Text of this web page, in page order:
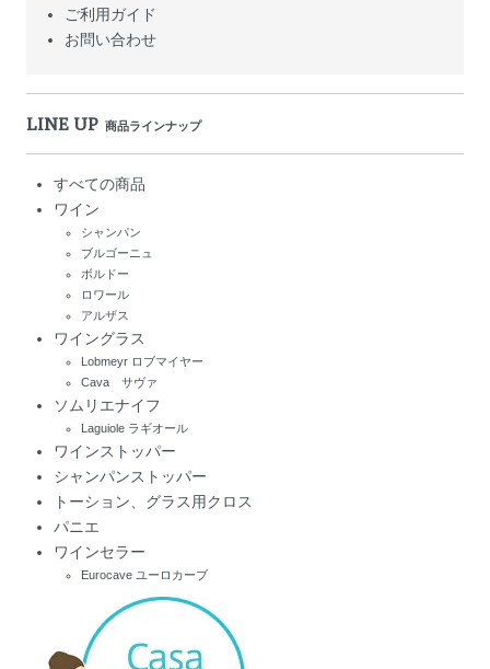
ご利用ガイド
お問い合わせ
LINE UP 商品ラインナップ
すべての商品
ワイン
シャンパン
ブルゴーニュ
ボルドー
ロワール
アルザス
ワイングラス
Lobmeyr ロブマイヤー
Cava サヴァ
ソムリエナイフ
Laguiole ラギオール
ワインストッパー
シャンパンストッパー
トーション、グラス用クロス
パニエ
ワインセラー
Eurocave ユーロカーブ